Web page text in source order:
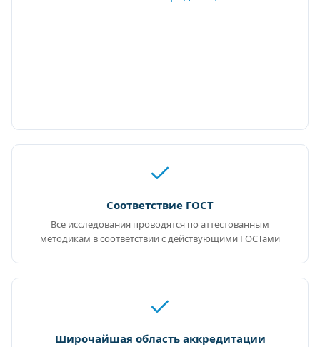
Соответствие ГОСТ
Все исследования проводятся по аттестованным
методикам в соответствии с действующими ГОСТами
Широчайшая область аккредитации